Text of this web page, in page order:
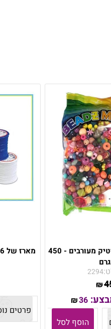
מארז חרוזי פלסטיק מעורבים - 450
גרם
2294
₪
₪36
הוסף לסל
פרטים